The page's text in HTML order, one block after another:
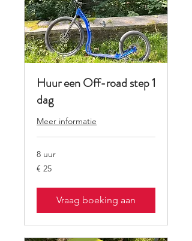
Huur een Off-road step 1
dag
Meer informatie
8 uur
25
euro
€ 25
Vraag boeking aan